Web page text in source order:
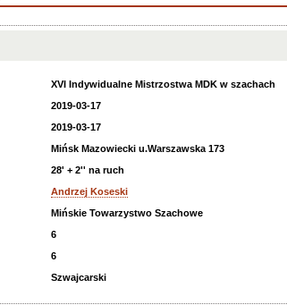
XVI Indywidualne Mistrzostwa MDK w szachach
2019-03-17
2019-03-17
Mińsk Mazowiecki u.Warszawska 173
28' + 2'' na ruch
Andrzej Koseski
Mińskie Towarzystwo Szachowe
6
6
Szwajcarski